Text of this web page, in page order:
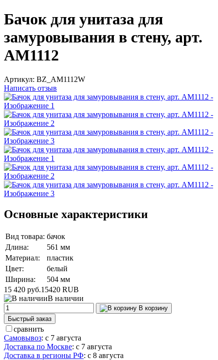
Бачок для унитаза для
замуровывания в стену, арт.
AM1112
Артикул: BZ_AM1112W
Написать отзыв
Основные характеристики
Вид товара: бачок
Длина:
561 мм
Материал:
пластик
Цвет:
белый
Ширина:
504 мм
15 420 руб.15420 RUB
В наличии
В корзину
Быстрый заказ
сравнить
Самовывоз: с 7 августа
Доставка по Москве: с 7 августа
Доставка в регионы РФ: с 8 августа